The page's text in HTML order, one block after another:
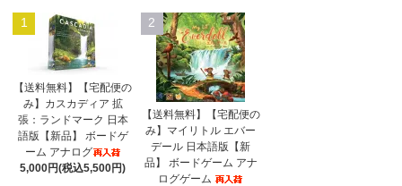
1
【送料無料】【宅配便の
み】カスカディア 拡
張：ランドマーク 日本
語版【新品】 ボードゲ
ーム アナログ
5,000円(税込5,500円)
2
【送料無料】【宅配便の
み】マイリトル エバー
デール 日本語版【新
品】 ボードゲーム アナ
ログゲーム